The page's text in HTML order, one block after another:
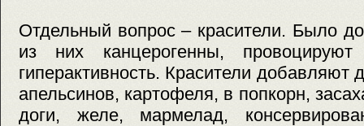
Отдельный вопрос – красители. Было
из них канцерогенны,
гиперактивность. Красители добавляют
апельсинов, картофеля, в попкорн,
доги, желе, мармелад,